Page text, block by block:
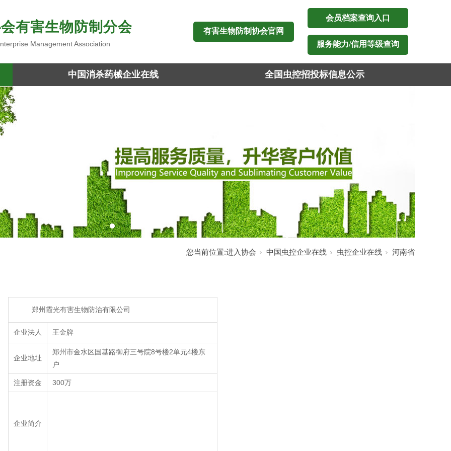
有害生物防制分会 有害生物防制协会官网
Management Association 服务能力/信用等级查询
会员档案查询入口
中国消杀药械企业在线 全国虫控招投标信息公示
您当前位置:进入协会 中国虫控企业在线 虫控企业在线 河南省
郑州霞光有害生物防治有限公司
企业法人 王金牌
企业地址
郑州市金水区国基路御府三号院8号楼2单元4楼东
户
注册资金 300万
企业简介